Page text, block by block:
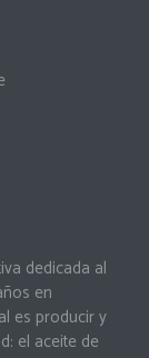
dedicada al
en
es producir y
el aceite de